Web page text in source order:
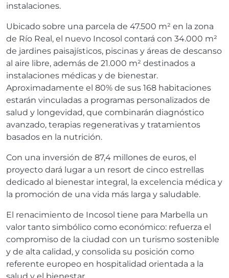
instalaciones.
Ubicado sobre una parcela de 47.500 m² en la zona
de Río Real, el nuevo Incosol contará con 34.000 m²
de jardines paisajísticos, piscinas y áreas de descanso
al aire libre, además de 21.000 m² destinados a
instalaciones médicas y de bienestar.
Aproximadamente el 80% de sus 168 habitaciones
estarán vinculadas a programas personalizados de
salud y longevidad, que combinarán diagnóstico
avanzado, terapias regenerativas y tratamientos
basados en la nutrición.
Con una inversión de 87,4 millones de euros, el
proyecto dará lugar a un resort de cinco estrellas
dedicado al bienestar integral, la excelencia médica y
la promoción de una vida más larga y saludable.
El renacimiento de Incosol tiene para Marbella un
valor tanto simbólico como económico: refuerza el
compromiso de la ciudad con un turismo sostenible
y de alta calidad, y consolida su posición como
referente europeo en hospitalidad orientada a la
salud y el bienestar.